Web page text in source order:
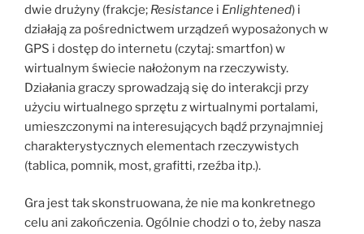
dwie drużyny (frakcje; Resistance i Enlightened) i
działają za pośrednictwem urządzeń wyposażonych w
GPS i dostęp do internetu (czytaj: smartfon) w
wirtualnym świecie nałożonym na rzeczywisty.
Działania graczy sprowadzają się do interakcji przy
użyciu wirtualnego sprzętu z wirtualnymi portalami,
umieszczonymi na interesujących bądź przynajmniej
charakterystycznych elementach rzeczywistych
(tablica, pomnik, most, grafitti, rzeźba itp.).
Gra jest tak skonstruowana, że nie ma konkretnego
celu ani zakończenia. Ogólnie chodzi o to, żeby nasza